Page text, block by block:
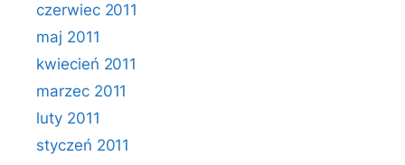
czerwiec 2011
maj 2011
kwiecień 2011
marzec 2011
luty 2011
styczeń 2011